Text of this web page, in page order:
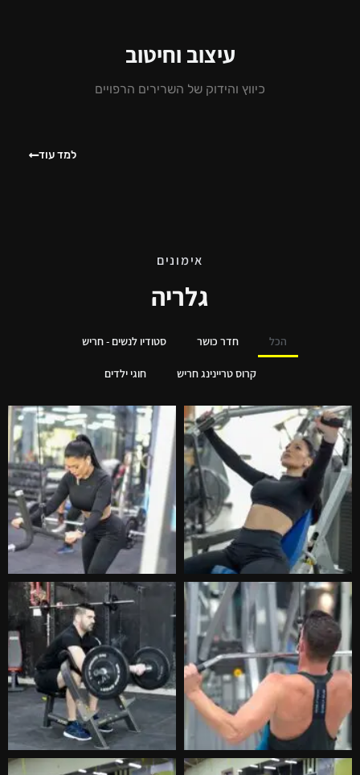
עיצוב וחיטוב
כיווץ והידוק של השרירים הרפויים
למד עוד
אימונים
גלריה
הכל חדר כושר סטודיו לנשים - חריש
קרוס טריינינג חריש חוגי ילדים